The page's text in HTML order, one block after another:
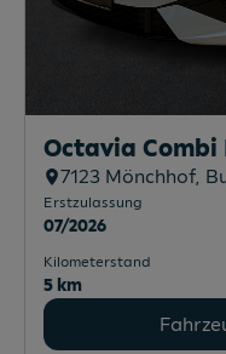
Octavia Combi
7123 Mönchhof,
Erstzulassung
07/2026
Kilometerstand
5 km